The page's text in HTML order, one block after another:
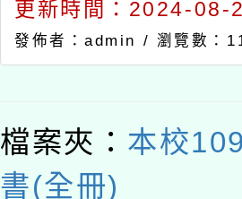
更新時間：2024-08-
發佈者：admin / 瀏覽數：
檔案夾： 本校
書(全冊)